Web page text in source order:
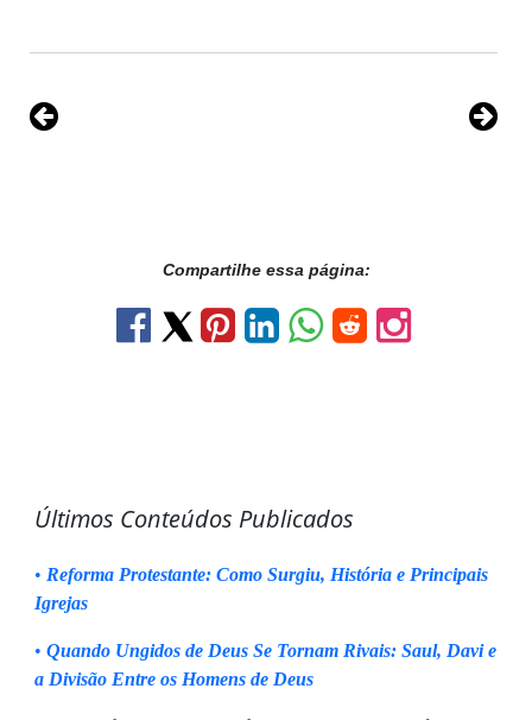
Compartilhe essa página:
Últimos Conteúdos Publicados
• Reforma Protestante: Como Surgiu, História e Principais
Igrejas
• Quando Ungidos de Deus Se Tornam Rivais: Saul, Davi e
a Divisão Entre os Homens de Deus